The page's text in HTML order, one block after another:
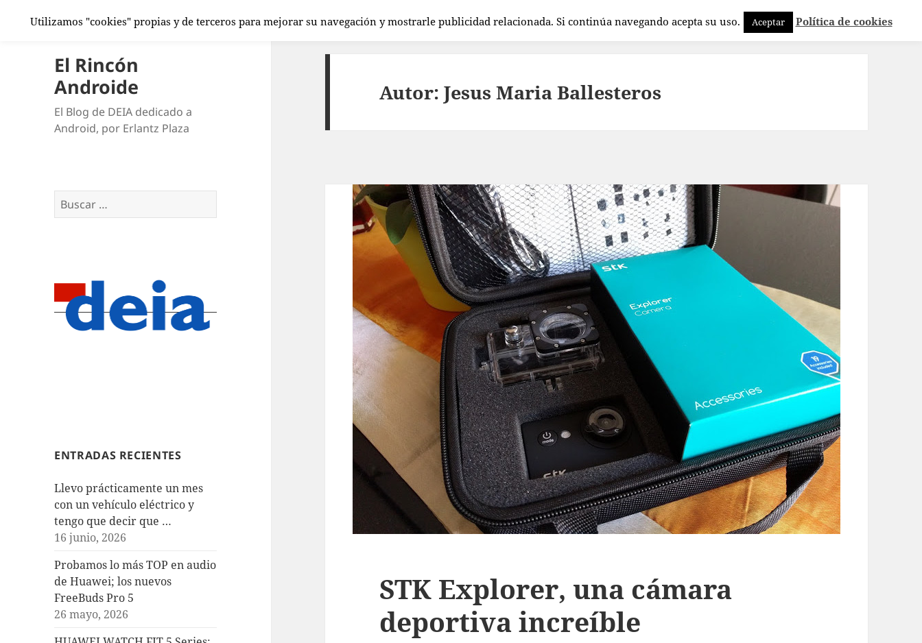
El Rincón
Androide
El Blog de DEIA dedicado a
Android, por Erlantz Plaza
Buscar:
ENTRADAS RECIENTES
Llevo prácticamente un mes
con un vehículo eléctrico y
tengo que decir que …
16 junio, 2026
Probamos lo más TOP en audio
de Huawei; los nuevos
FreeBuds Pro 5
26 mayo, 2026
Autor:Jesus Maria Ballesteros
STK Explorer, una cámara
deportiva increíble
Utilizamos "cookies" propias y de terceros para mejorar su navegación y mostrarle publicidad relacionada. Si continúa navegando acepta su uso. Aceptar Política de cookies